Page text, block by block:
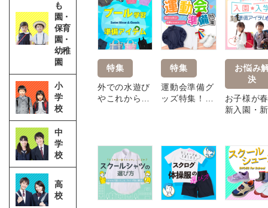
も
園・
保育
園・
幼稚
園
小
学
校
中
学
校
高
校
特集
外での水遊び
やこれから始
特集
運動会準備グ
ッズ特集！必
お悩み
決
お子様が
新入園・
へ、準備
ご提案！